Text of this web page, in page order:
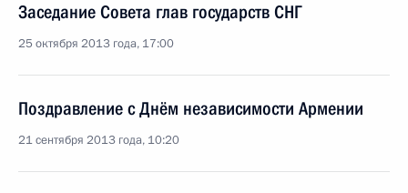
Заседание Совета глав государств СНГ
25 октября 2013 года, 17:00
Поздравление с Днём независимости Армении
21 сентября 2013 года, 10:20